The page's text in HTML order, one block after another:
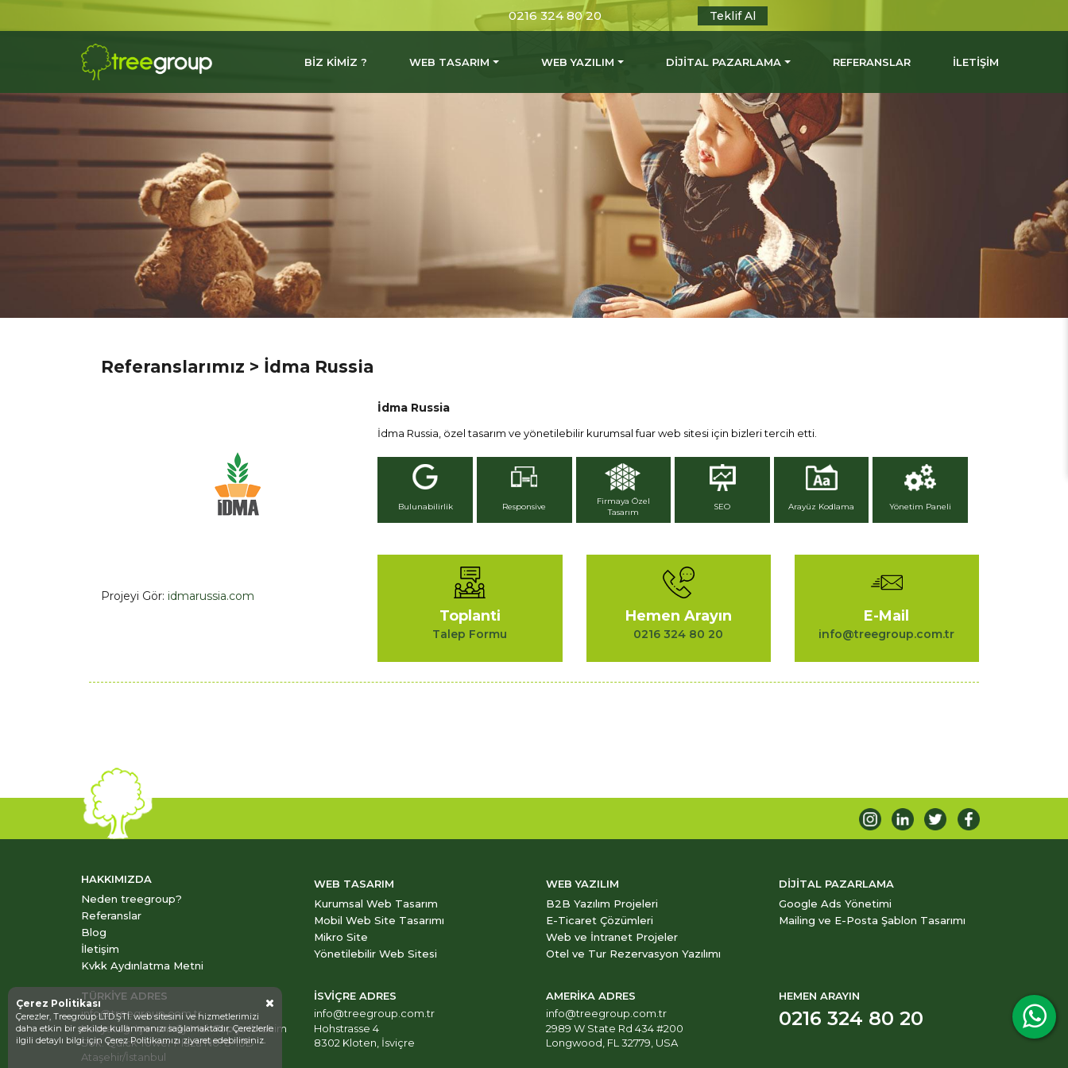
0216 324 80 20 Teklif Al
BİZ KİMİZ ? WEB TASARIM WEB YAZILIM DİJİTAL PAZARLAMA REFERANSLAR İLETİŞİM
Referanslarımız > İdma Russia
Projeyi Gör: idmarussia.com
İdma Russia
İdma Russia, özel tasarım ve yönetilebilir kurumsal fuar web sitesi için bizleri tercih etti.
Bulunabilirlik Responsive
Firmaya Özel
Tasarım
SEO Arayüz Kodlama Yönetim Paneli
Toplanti
Talep Formu
Hemen Arayın
0216 324 80 20
E-Mail
info@treegroup.com.tr
HAKKIMIZDA
Neden treegroup?
Referanslar
Blog
İletişim
Kvkk Aydınlatma Metni
WEB TASARIM
Kurumsal Web Tasarım
Mobil Web Site Tasarımı
Mikro Site
Yönetilebilir Web Sitesi
WEB YAZILIM
B2B Yazılım Projeleri
E-Ticaret Çözümleri
Web ve İntranet Projeler
Otel ve Tur Rezervasyon Yazılımı
DİJİTAL PAZARLAMA
Google Ads Yönetimi
Mailing ve E-Posta Şablon Tasarımı
TÜRKİYE ADRES
info@treegroup.com.tr
Kozyatağı Içerenköy Mah Topçu Ibrahim
Sok. Quick Tower Plaza No: 8-10D
Ataşehir/İstanbul
İSVİÇRE ADRES
info@treegroup.com.tr
Hohstrasse 4
8302 Kloten, İsviçre
AMERİKA ADRES
info@treegroup.com.tr
2989 W State Rd 434 #200
Longwood, FL 32779, USA
HEMEN ARAYIN
0216 324 80 20
Çerez Politikası
Çerezler, Treegroup LTD.ŞTİ. web sitesini ve hizmetlerimizi
daha etkin bir şekilde kullanmanızı sağlamaktadır. Çerezlerle
ilgili detaylı bilgi için Çerez Politikamızıziyaret edebilirsiniz.